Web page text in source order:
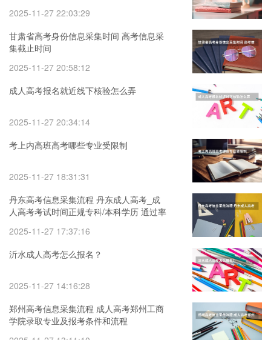
2025-11-27 22:03:29
甘肃省高考身份信息采集时间 高考信息采
集截止时间
2025-11-27 20:58:12
成人高考报名就近线下核验怎么弄
2025-11-27 20:34:14
考上内高班高考哪些专业受限制
2025-11-27 18:31:31
丹东高考信息采集流程 丹东成人高考_成
人高考考试时间正规专科/本科学历 通过率
2025-11-27 17:37:16
沂水成人高考怎么报名？
2025-11-27 14:16:28
郑州高考信息采集流程 成人高考郑州工商
学院录取专业及报考条件和流程